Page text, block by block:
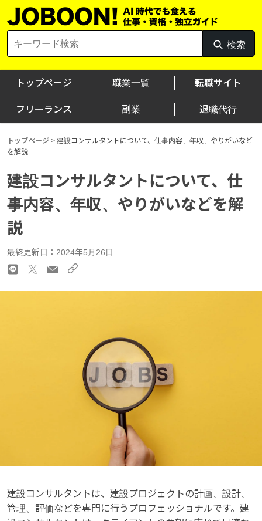
Skip
to
for:
検索
検
索
トップページ 職業一覧 転職サイト
フリーランス 副業 退職代行
トップページ > 建設コンサルタントについて、仕事内容、年収、やりがいなど
を解説
建設コンサルタントについて、仕
事内容、年収、やりがいなどを解
説
最終更新日：2024年5月26日
建設コンサルタントは、建設プロジェクトの計画、設計、
管理、評価などを専門に行うプロフェッショナルです。建